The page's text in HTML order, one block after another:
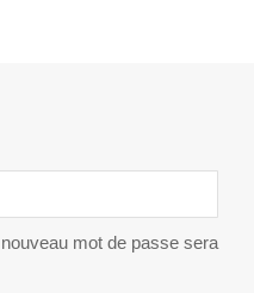
mot de passe sera